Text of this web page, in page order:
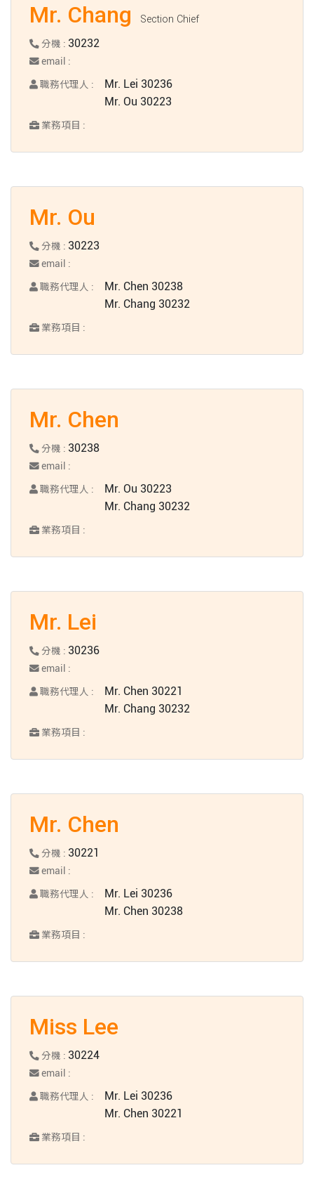
Mr. Chang Section Chief
分機 : 30232
email :
職務代理人 :
Mr. Lei 30236
Mr. Ou 30223
業務項目 :
Mr. Ou
分機 : 30223
email :
職務代理人 :
Mr. Chen 30238
Mr. Chang 30232
業務項目 :
Mr. Chen
分機 : 30238
email :
職務代理人 :
Mr. Ou 30223
Mr. Chang 30232
業務項目 :
Mr. Lei
分機 : 30236
email :
職務代理人 :
Mr. Chen 30221
Mr. Chang 30232
業務項目 :
Mr. Chen
分機 : 30221
email :
職務代理人 :
Mr. Lei 30236
Mr. Chen 30238
業務項目 :
Miss Lee
分機 : 30224
email :
職務代理人 :
Mr. Lei 30236
Mr. Chen 30221
業務項目 :